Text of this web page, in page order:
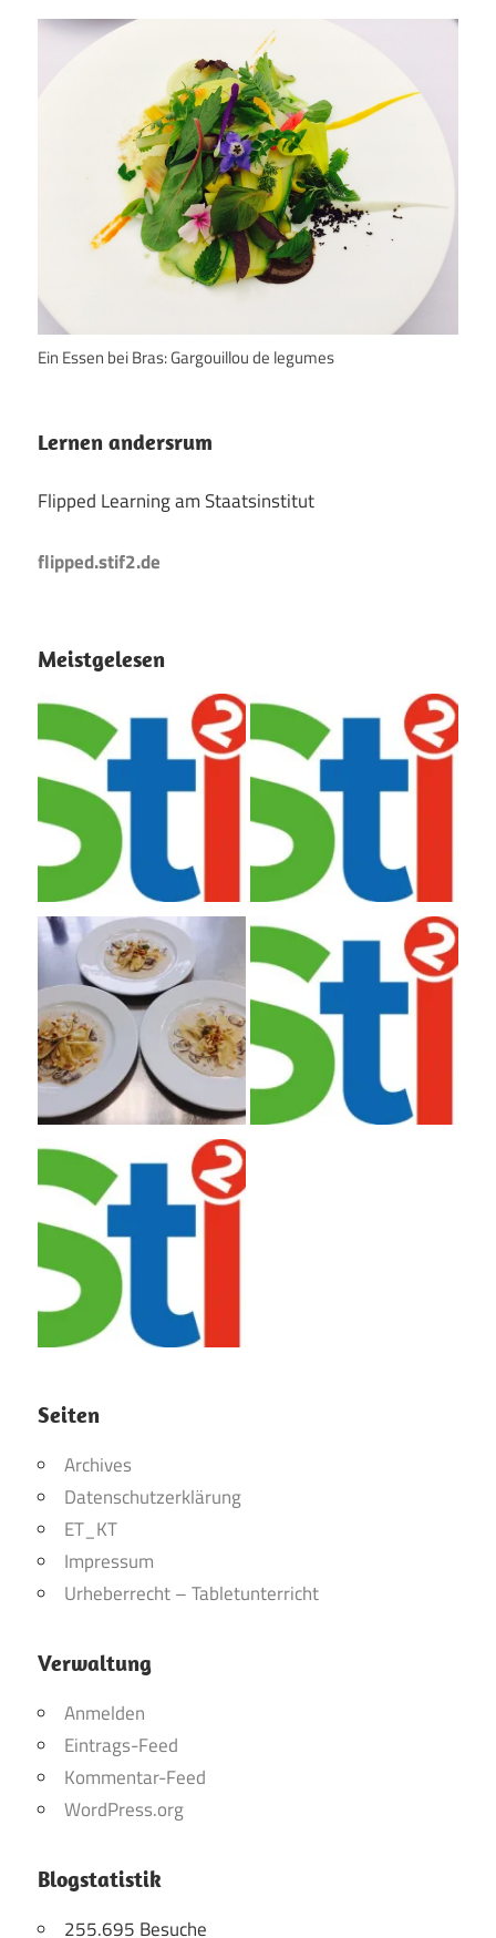
Ein Essen bei Bras: Gargouillou de legumes
Lernen andersrum
Flipped Learning am Staatsinstitut
flipped.stif2.de
Meistgelesen
Seiten
Archives
Datenschutzerklärung
ET_KT
Impressum
Urheberrecht – Tabletunterricht
Verwaltung
Anmelden
Eintrags-Feed
Kommentar-Feed
WordPress.org
Blogstatistik
255.695 Besuche